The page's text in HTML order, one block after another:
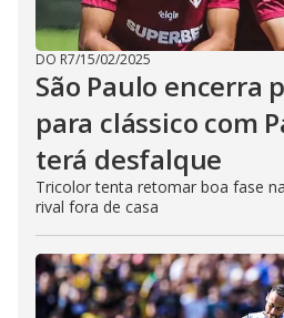
DO R7/15/02/2025
São Paulo encerra
para clássico com
terá desfalque
Tricolor tenta retomar boa fase
rival fora de casa